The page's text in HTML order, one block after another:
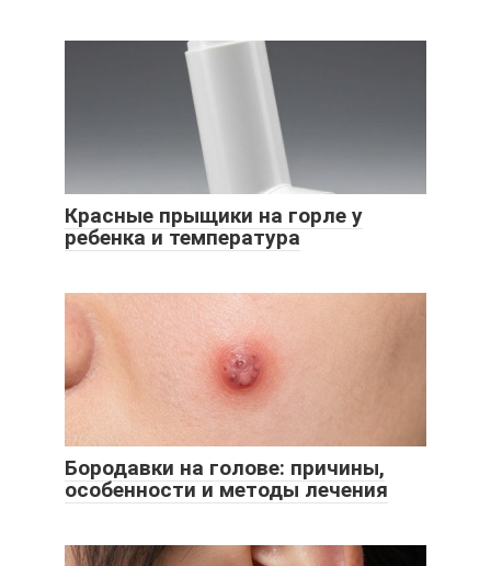
Красные прыщики на горле у
ребенка и температура
Бородавки на голове: причины,
особенности и методы лечения